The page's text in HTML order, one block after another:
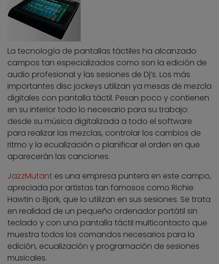
La tecnología de pantallas táctiles ha alcanzado
campos tan especializados como son la edición de
audio profesional y las sesiones de Dj’s. Los más
importantes disc jockeys utilizan ya mesas de mezcla
digitales con pantalla táctil. Pesan poco y contienen
en su interior todo lo necesario para su trabajo:
desde su música digitalizada a todo el software
para realizar las mezclas, controlar los cambios de
ritmo y la ecualización o planificar el orden en que
aparecerán las canciones.
JazzMutant es una empresa puntera en este campo,
apreciada por artistas tan famosos como Richie
Hawtin o Bjork, que lo utilizan en sus sesiones. Se trata
en realidad de un pequeño ordenador portátil sin
teclado y con una pantalla táctil multicontacto que
muestra todos los comandos necesarios para la
edición, ecualización y programación de sesiones
musicales.